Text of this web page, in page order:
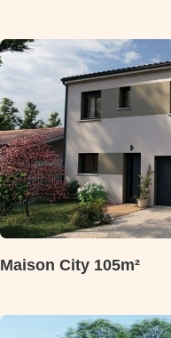
Maison City 105m²